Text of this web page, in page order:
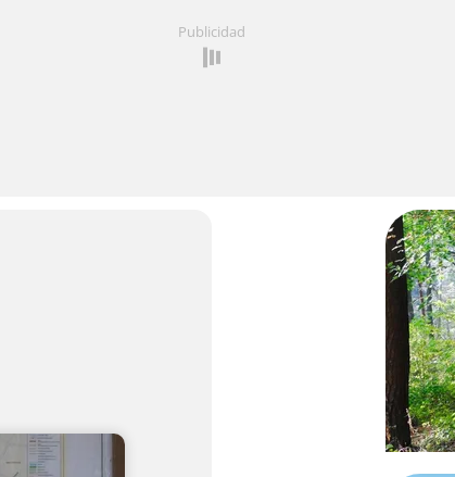
Publicidad